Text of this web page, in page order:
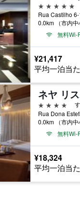
5つ星
0.0km （市内中
無料Wi-
¥21,417
平均一泊当
ネヤ リ
4つ星
0.0km （市内中
無料Wi-
¥18,324
平均一泊当